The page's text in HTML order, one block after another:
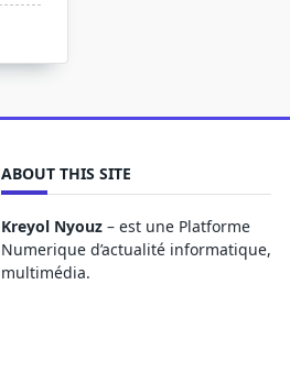
ABOUT THIS SITE
Kreyol Nyouz – est une Platforme
Numerique d’actualité informatique,
multimédia.